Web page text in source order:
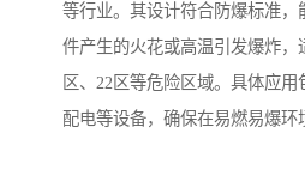
等行业。其设计符合防爆标准，
件产生的火花或高温引发爆炸，
区、22区等危险区域。具体应用
配电等设备，确保在易燃易爆环